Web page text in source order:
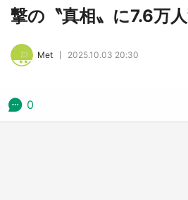
アニメ『はたらく細胞
ラボ 作品の世界観通
撃の〝真相〟に7.6万
Met 2025.10.03 20:30
0